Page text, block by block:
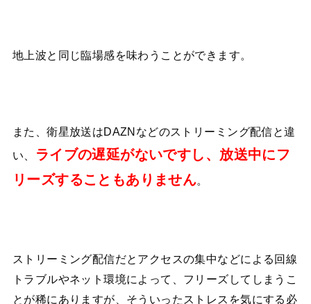
地上波と同じ臨場感を味わうことができます。
また、衛星放送はDAZNなどのストリーミング配信と違
い、
ライブの遅延がないですし、放送中にフ
リーズすることもありません。
ストリーミング配信だとアクセスの集中などによる回線
トラブルやネット環境によって、フリーズしてしまうこ
とが稀にありますが、そういったストレスを気にする必